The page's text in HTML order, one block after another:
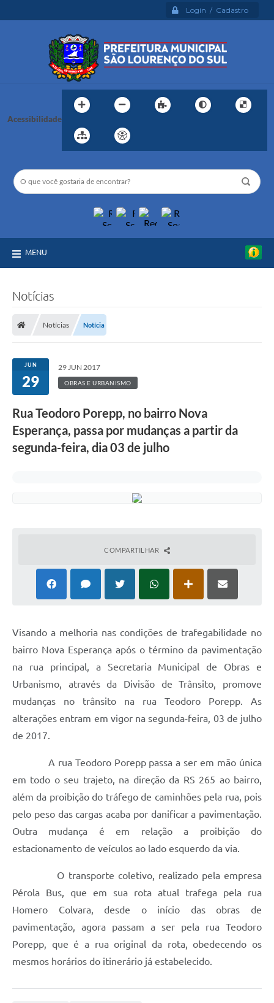
Login / Cadastro
Acessibilidade
MENU
Notícias
Notícias Notícia
JUN
29
29 JUN 2017
OBRAS E URBANISMO
Rua Teodoro Porepp, no bairro Nova
Esperança, passa por mudanças a partir da
segunda-feira, dia 03 de julho
COMPARTILHAR
Visando a melhoria nas condições de trafegabilidade no
bairro Nova Esperança após o término da pavimentação
na rua principal, a Secretaria Municipal de Obras e
Urbanismo, através da Divisão de Trânsito, promove
mudanças no trânsito na rua Teodoro Porepp. As
alterações entram em vigor na segunda-feira, 03 de julho
de 2017.
A rua Teodoro Porepp passa a ser em mão única
em todo o seu trajeto, na direção da RS 265 ao bairro,
além da proibição do tráfego de caminhões pela rua, pois
pelo peso das cargas acaba por danificar a pavimentação.
Outra mudança é em relação a proibição do
estacionamento de veículos ao lado esquerdo da via.
O transporte coletivo, realizado pela empresa
Pérola Bus, que em sua rota atual trafega pela rua
Homero Colvara, desde o início das obras de
pavimentação, agora passam a ser pela rua Teodoro
Porepp, que é a rua original da rota, obedecendo os
mesmos horários do itinerário já estabelecido.